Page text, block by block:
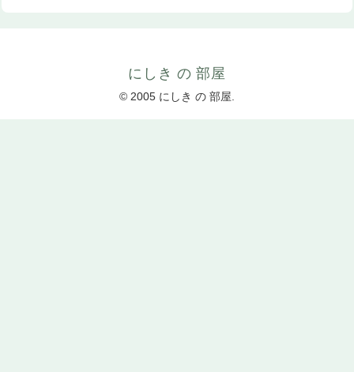
にしき の 部屋
© 2005 にしき の 部屋.